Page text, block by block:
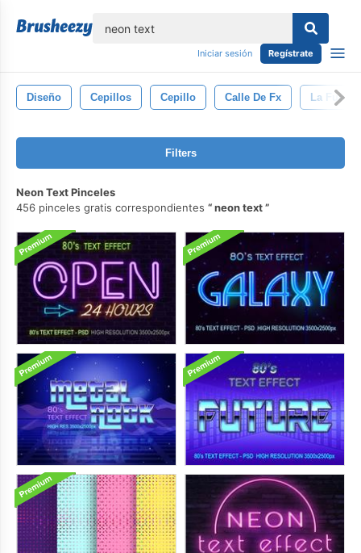
Iniciar sesión Regístrate
Diseño Cepillos Cepillo Calle De Fx La
Filters
Neon Text Pinceles
456 pinceles gratis correspondientes
neon text